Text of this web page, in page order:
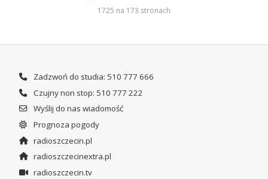
1725 na 173 stronach
Zadzwoń do studia: 510 777 666
Czujny non stop: 510 777 222
Wyślij do nas wiadomość
Prognoza pogody
radioszczecin.pl
radioszczecinextra.pl
radioszczecin.tv